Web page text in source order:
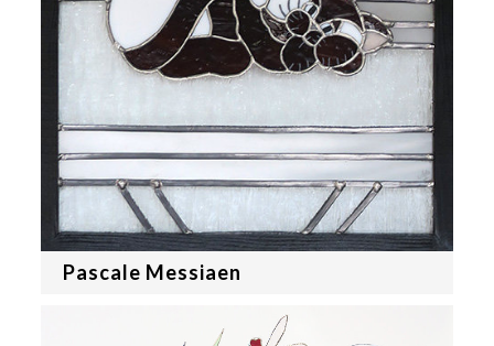
Pascale Messiaen